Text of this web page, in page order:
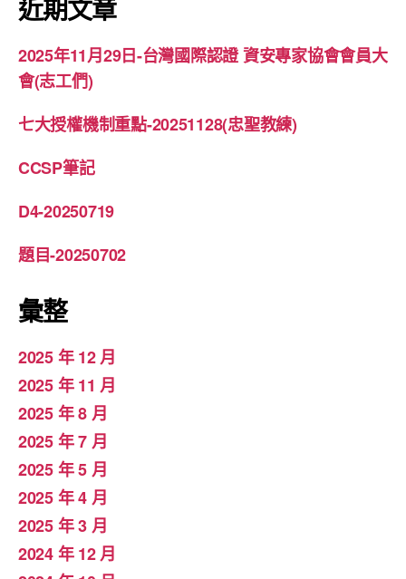
字:
近期文章
2025年11月29日-台灣國際認證 資安專家協會會員大
會(志工們)
七大授權機制重點-20251128(忠聖教練)
CCSP筆記
D4-20250719
題目-20250702
彙整
2025 年 12 月
2025 年 11 月
2025 年 8 月
2025 年 7 月
2025 年 5 月
2025 年 4 月
2025 年 3 月
2024 年 12 月